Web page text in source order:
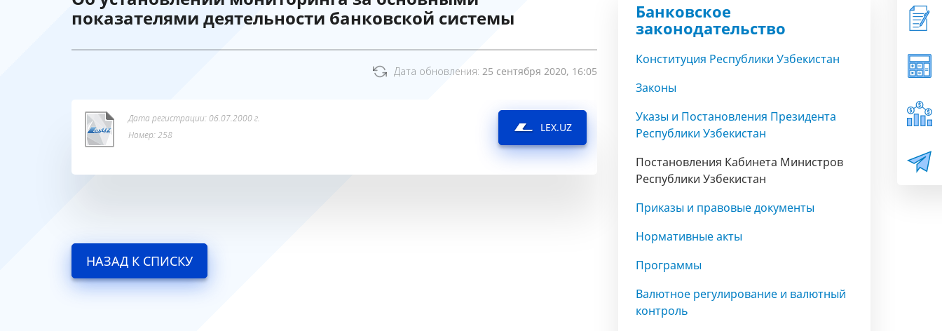
показателями деятельности банковской системы
Дата обновления: 25 сентября 2020, 16:05
Дата регистрации: 06.07.2000 г.
Номер: 258
LEX.UZ
НАЗАД К СПИСКУ
Банковское
законодательство
Конституция Республики Узбекистан
Законы
Указы и Постановления Президента
Республики Узбекистан
Постановления Кабинета Министров
Республики Узбекистан
Приказы и правовые документы
Нормативные акты
Программы
Валютное регулирование и валютный
контроль